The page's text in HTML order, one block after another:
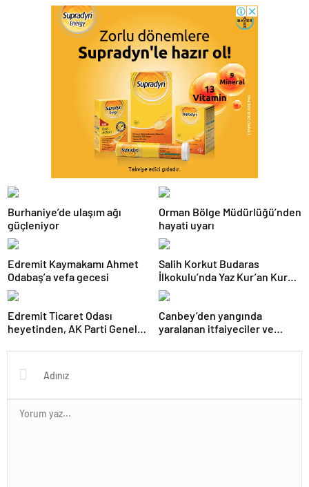
Burhaniye’de ulaşım ağı
güçleniyor
Orman Bölge Müdürlüğü’nden
hayati uyarı
Edremit Kaymakamı Ahmet
Odabaş’a vefa gecesi
Salih Korkut Budaras
İlkokulu’nda Yaz Kur’an Kursu
belge töreni düzenlendi
Edremit Ticaret Odası
heyetinden, AK Parti Genel
Canbey’den yangında
yaralanan itfaiyeciler ve